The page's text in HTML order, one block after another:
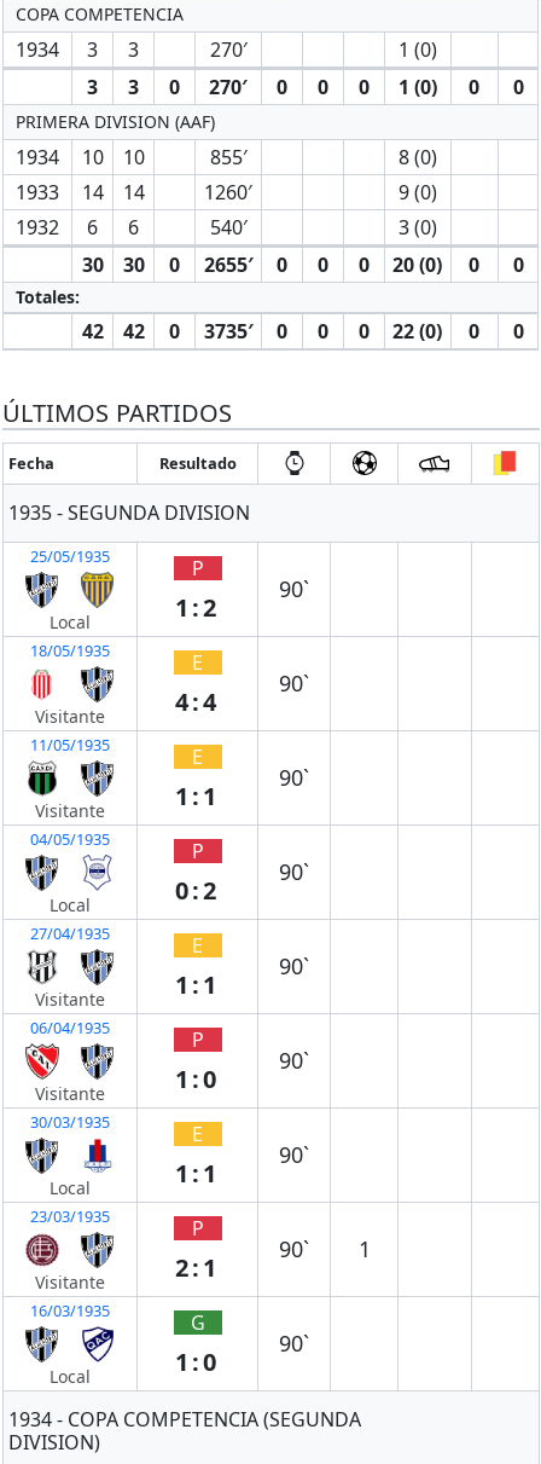
COPA COMPETENCIA
1934 3 3 270′
1 (0)
3
3 0 270′ 0 0 0 1 (0) 0 0
PRIMERA DIVISION (AAF)
1934 10 10 855′
8 (0)
1933
14 14 1260′
9 (0)
1932
6 6 540′
3 (0)
30
30 0 2655′ 0 0 0 20 (0) 0 0
Totales:
42 42 0 3735′ 0 0 0 22 (0) 0 0
ÚLTIMOS PARTIDOS
Fecha Resultado
1935 - SEGUNDA DIVISION
25/05/1935
Local
P
1:2
90`
18/05/1935
Visitante
E
4:4
90`
11/05/1935
Visitante
E
1:1
90`
04/05/1935
Local
P
0:2
90`
27/04/1935
Visitante
E
1:1
90`
06/04/1935
Visitante
P
1:0
90`
30/03/1935
Local
E
1:1
90`
23/03/1935
Visitante
P
2:1
90` 1
16/03/1935
Local
G
1:0
90`
1934 - COPA COMPETENCIA (SEGUNDA
DIVISION)